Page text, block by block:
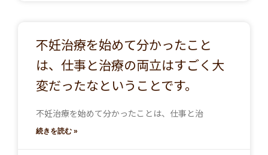
不妊治療を始めて分かったこと
は、仕事と治療の両立はすごく大
変だったなということです。
不妊治療を始めて分かったことは、仕事と治
続きを読む »